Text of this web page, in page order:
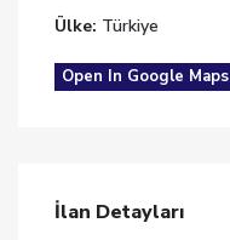
Ülke: Türkiye
Open In Google Maps
İlan Detayları